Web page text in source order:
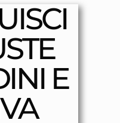
E